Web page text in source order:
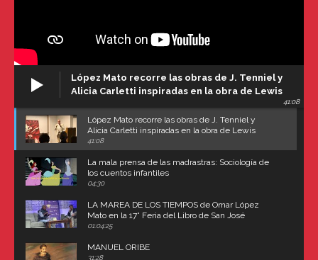
López Mato recorre las obras de J. Tenniel y
Alicia Carletti inspiradas en la obra de Lewis
41:08
López Mato recorre las obras de J. Tenniel y
Alicia Carletti inspiradas en la obra de Lewis
Carroll
41:08
La mala prensa de las madrastras: Sociología de
los cuentos infantiles
04:30
LA MAREA DE LOS TIEMPOS de Omar López
Mato en la 17° Feria del Libro de San José
(Uruguay)
01:04:25
MANUEL ORIBE
31:28